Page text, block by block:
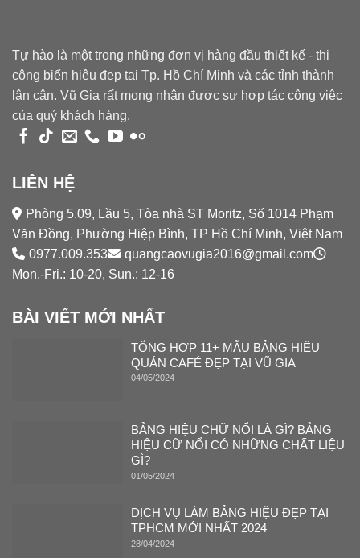
Tự hào là một trong những đơn vị hàng đầu thiết kế - thi
công biển hiệu đẹp tại Tp. Hồ Chí Minh và các tỉnh thành
lân cận. Vũ Gia rất mong nhận được sự hợp tác công việc
của quý khách hàng.
LIÊN HỆ
Phòng 5.09, Lầu 5, Tòa nhà ST Moritz, Số 1014 Phạm
Văn Đồng, Phường Hiệp Bình, TP Hồ Chí Minh, Việt Nam
0977.009.353
quangcaovugia2016@gmail.com
Mon.-Fri.: 10-20, Sun.: 12-16
BÀI VIẾT MỚI NHẤT
TỔNG HỢP 11+ MẪU BẢNG HIỆU
QUÁN CAFÉ ĐẸP TẠI VŨ GIA
04/05/2024
BẢNG HIỆU CHỮ NỔI LÀ GÌ? BẢNG
HIỆU CỮ NỔI CÓ NHỮNG CHẤT LIỆU
GÌ?
01/05/2024
DỊCH VỤ LÀM BẢNG HIỆU ĐẸP TẠI
TPHCM MỚI NHẤT 2024
28/04/2024